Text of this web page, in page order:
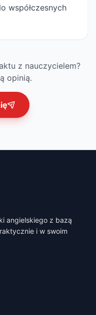
współczesnych
z nauczycielem?
opinią.
angielskiego z bazą
i w swoim